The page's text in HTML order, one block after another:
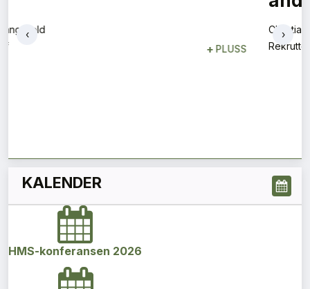
PLUSS
‹
›
KALENDER
HMS-konferansen 2026